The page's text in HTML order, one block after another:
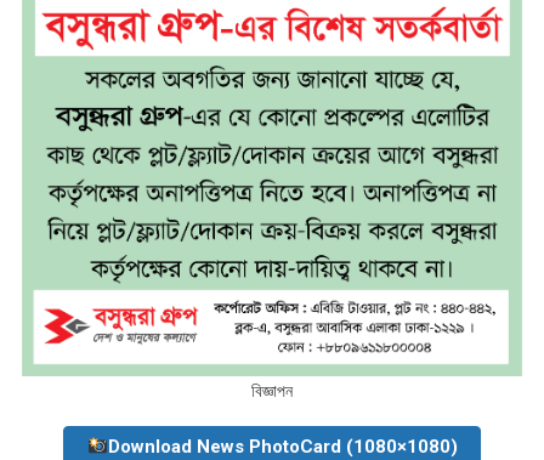
বিজ্ঞাপন
Download News PhotoCard (1080×1080)